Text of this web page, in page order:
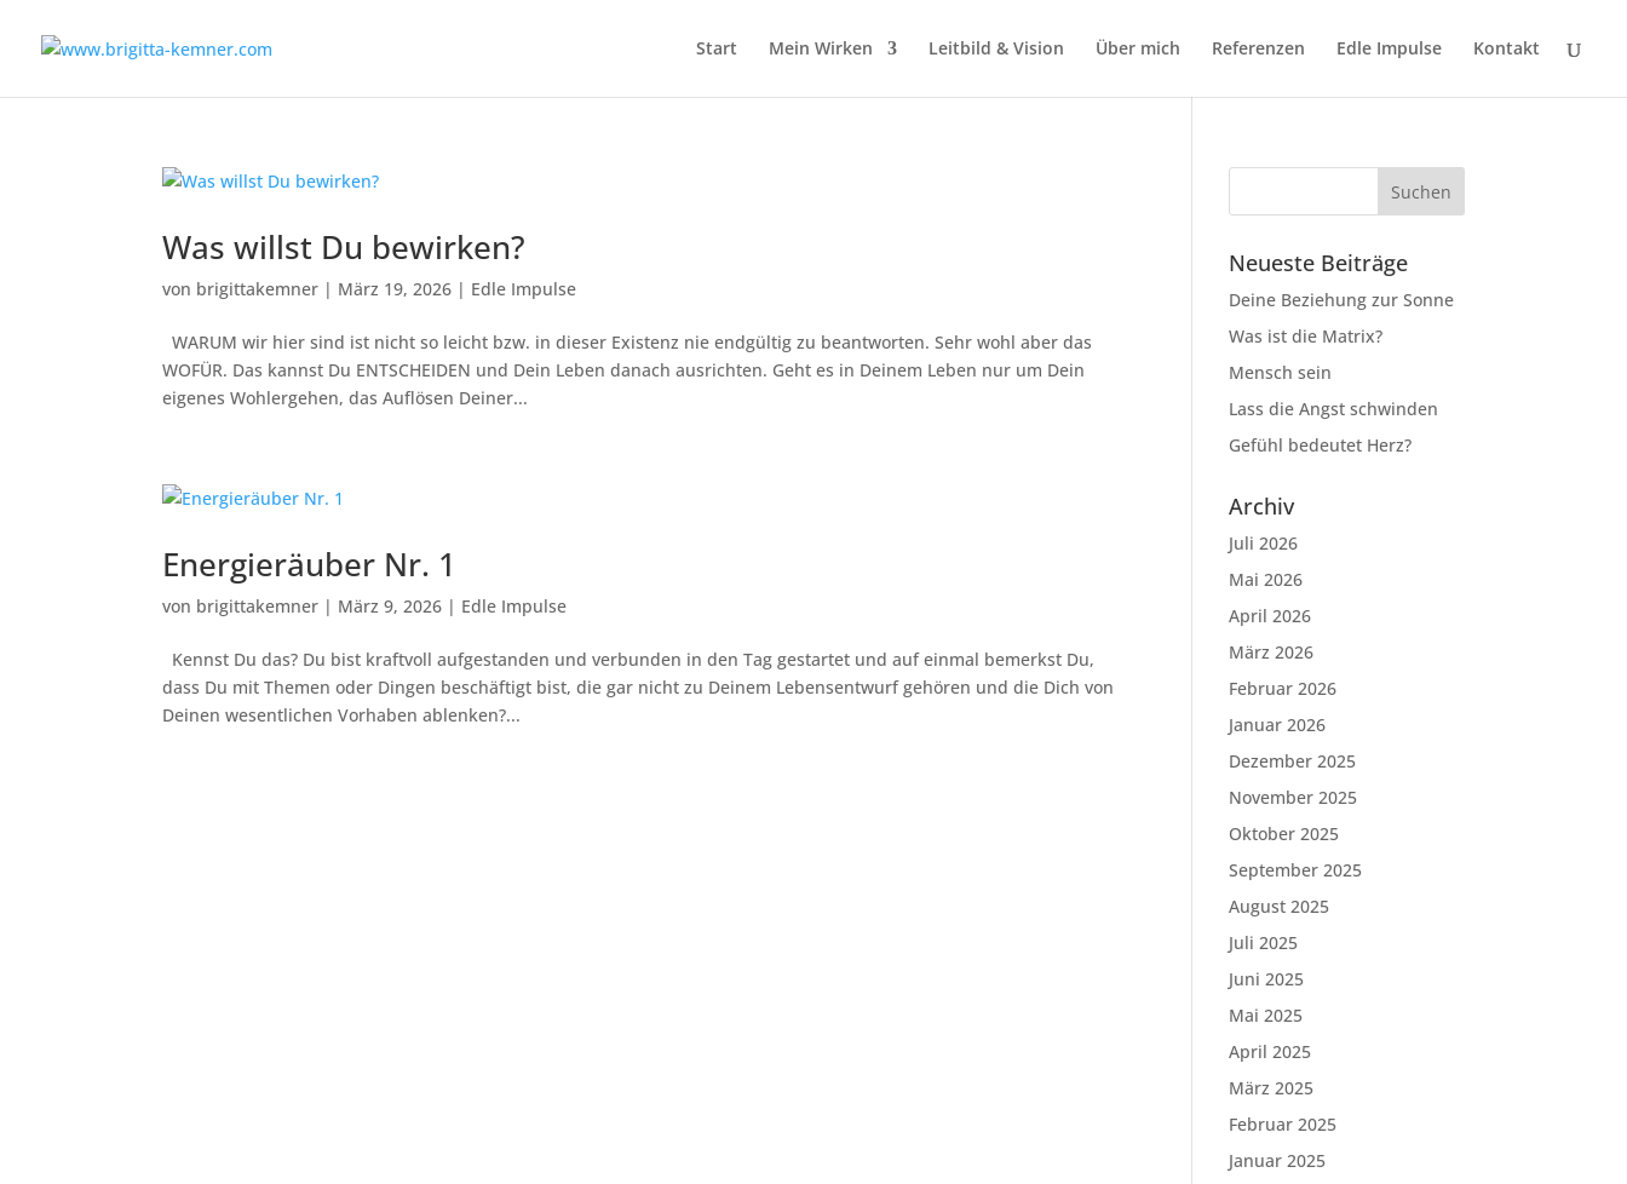
Start Mein Wirken Leitbild & Vision Über mich Referenzen Edle Impulse Kontakt
Was willst Du bewirken?
von brigittakemner | März 19, 2026 | Edle Impulse
WARUM wir hier sind ist nicht so leicht bzw. in dieser Existenz nie endgültig zu beantworten. Sehr wohl aber das
WOFÜR. Das kannst Du ENTSCHEIDEN und Dein Leben danach ausrichten. Geht es in Deinem Leben nur um Dein
eigenes Wohlergehen, das Auflösen Deiner...
Energieräuber Nr. 1
von brigittakemner | März 9, 2026 | Edle Impulse
Kennst Du das? Du bist kraftvoll aufgestanden und verbunden in den Tag gestartet und auf einmal bemerkst Du,
dass Du mit Themen oder Dingen beschäftigt bist, die gar nicht zu Deinem Lebensentwurf gehören und die Dich von
Deinen wesentlichen Vorhaben ablenken?...
Neueste Beiträge
Deine Beziehung zur Sonne
Was ist die Matrix?
Mensch sein
Lass die Angst schwinden
Gefühl bedeutet Herz?
Archiv
Juli 2026
Mai 2026
April 2026
März 2026
Februar 2026
Januar 2026
Dezember 2025
November 2025
Oktober 2025
September 2025
August 2025
Juli 2025
Juni 2025
Mai 2025
April 2025
März 2025
Februar 2025
Januar 2025